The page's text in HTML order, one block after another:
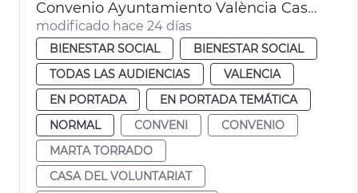
Convenio Ayuntamiento València Casa del Voluntariado
modificado hace 24 días
BIENESTAR SOCIAL
BIENESTAR SOCIAL
TODAS LAS AUDIENCIAS
VALENCIA
EN PORTADA
EN PORTADA TEMÁTICA
NORMAL
CONVENI
CONVENIO
MARTA TORRADO
CASA DEL VOLUNTARIAT